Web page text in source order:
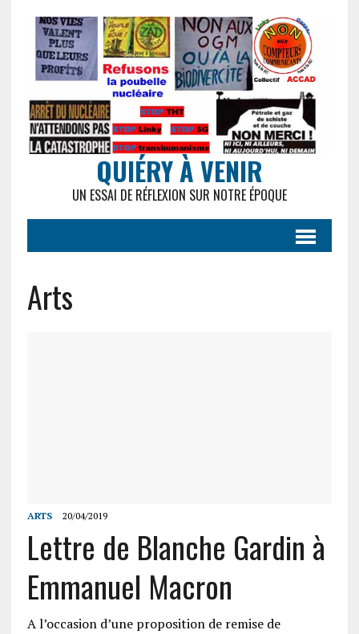
QUIÉRY À VENIR
UN ESSAI DE RÉFLEXION SUR NOTRE ÉPOQUE
Arts
ARTS 20/04/2019
Lettre de Blanche Gardin à
Emmanuel Macron
A l’occasion d’une proposition de remise de